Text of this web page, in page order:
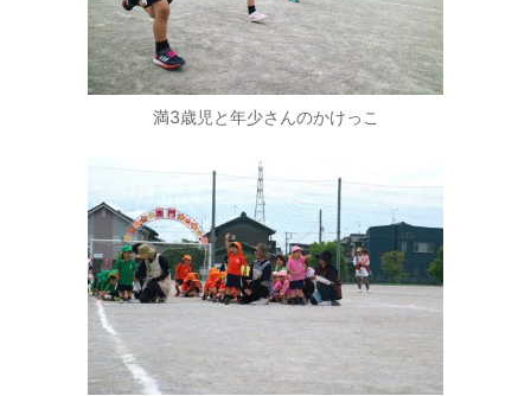
満3歳児と年少さんのかけっこ